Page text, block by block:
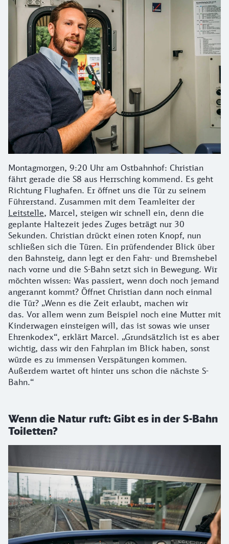
Montagmorgen, 9:20 Uhr am Ostbahnhof: Christian
fährt gerade die S8 aus Herrsching kommend. Es geht
Richtung Flughafen. Er öffnet uns die Tür zu seinem
Führerstand. Zusammen mit dem Teamleiter der
Leitstelle, Marcel, steigen wir schnell ein, denn die
geplante Haltezeit jedes Zuges beträgt nur 30
Sekunden. Christian drückt einen roten Knopf, nun
schließen sich die Türen. Ein prüfendender Blick über
den Bahnsteig, dann legt er den Fahr- und Bremshebel
nach vorne und die S-Bahn setzt sich in Bewegung. Wir
möchten wissen: Was passiert, wenn doch noch jemand
angerannt kommt? Öffnet Christian dann noch einmal
die Tür? „Wenn es die Zeit erlaubt, machen wir
das. Vor allem wenn zum Beispiel noch eine Mutter mit
Kinderwagen einsteigen will, das ist sowas wie unser
Ehrenkodex“, erklärt Marcel. „Grundsätzlich ist es aber
wichtig, dass wir den Fahrplan im Blick haben, sonst
würde es zu immensen Verspätungen kommen.
Außerdem wartet oft hinter uns schon die nächste S-
Bahn.“
Wenn die Natur ruft: Gibt es in der S-Bahn
Toiletten?